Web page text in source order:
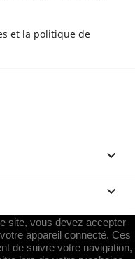
et la politique de



site, vous devez accepter
appareil connecté. Ces
de suivre votre navigation,